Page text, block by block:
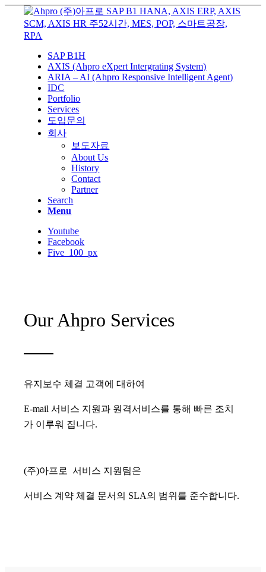
SAP B1H
AXIS (Ahpro eXpert Intergrating System)
ARIA – AI (Ahpro Responsive Intelligent Agent)
IDC
Portfolio
Services
도입문의
회사
보도자료
About Us
History
Contact
Partner
Search
Menu
Youtube
Facebook
Five_100_px
Our Ahpro Services
유지보수 체결 고객에 대하여
E-mail 서비스 지원과 원격서비스를 통해 빠른 조치
가 이루워 집니다.
(주)아프로 서비스 지원팀은
서비스 계약 체결 문서의 SLA의 범위를 준수합니다.